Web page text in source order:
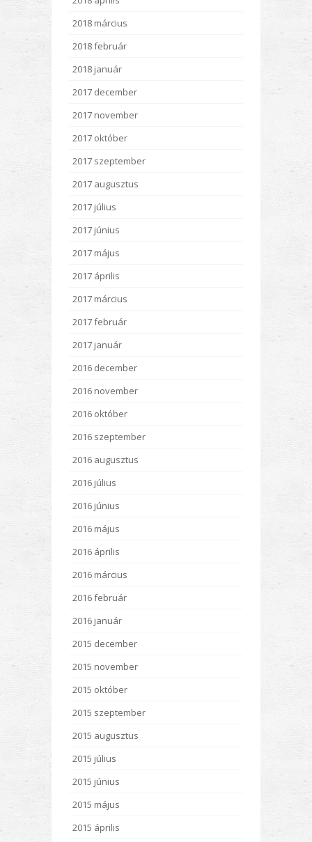
2018 március
2018 február
2018 január
2017 december
2017 november
2017 október
2017 szeptember
2017 augusztus
2017 július
2017 június
2017 május
2017 április
2017 március
2017 február
2017 január
2016 december
2016 november
2016 október
2016 szeptember
2016 augusztus
2016 július
2016 június
2016 május
2016 április
2016 március
2016 február
2016 január
2015 december
2015 november
2015 október
2015 szeptember
2015 augusztus
2015 július
2015 június
2015 május
2015 április